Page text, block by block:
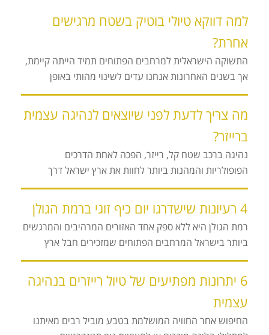
למה דווקא טיולי בוטיק בשטח מרגישים
אחרת?
התשוקה הישראלית למרחבים הפתוחים תמיד הייתה קיימת,
אך בשנים האחרונות אנחנו עדים לשינוי מהותי באופן
מה צריך לדעת לפני שיוצאים לנהיגה עצמית
ברייזר?
נהיגה ברכב שטח קל, רייזר, הפכה לאחת הדרכים
הפופולריות והמהנות ביותר לחוות את ארץ ישראל דרך
4 רעיונות שישדרגו יום כיף זוגי ברמת הגולן
רמת הגולן היא ללא ספק אחד האזורים המרהיבים והמרגשים
ביותר בישראל המרחבים הפתוחים שמזכירים חבל ארץ
6 יתרונות מפתיעים של טיול רייזרים בנהיגה
עצמית
החיפוש אחר החוויה המושלמת בטבע מוביל רבים מאיתנו